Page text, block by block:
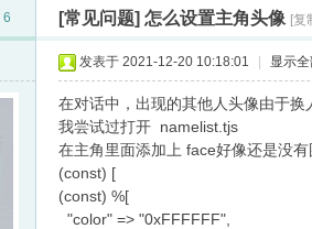
›
6 [常见问题]怎么设置主角头像 [复
发表于 2021-12-20 10:18:01 显示
在对话中，出现的其他人头像由于换
我尝试过打开 namelist.tjs
在主角里面添加上 face好像还是没
(const) [
(const) %[
"color" => "0xFFFFFF",